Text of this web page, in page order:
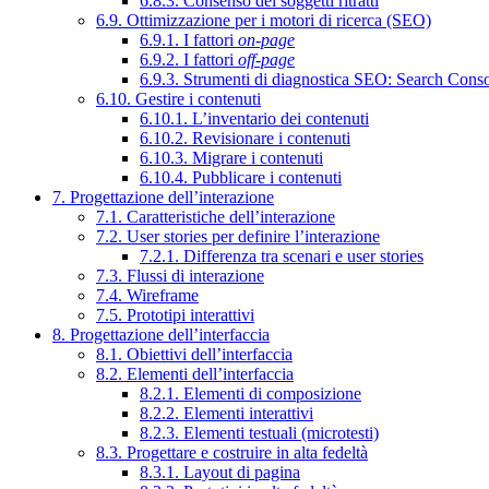
6.9. Ottimizzazione per i motori di ricerca (SEO)
6.9.1. I fattori on-page
6.9.2. I fattori off-page
6.9.3. Strumenti di diagnostica SEO: Search
6.10. Gestire i contenuti
6.10.1. L’inventario dei contenuti
6.10.2. Revisionare i contenuti
6.10.3. Migrare i contenuti
6.10.4. Pubblicare i contenuti
7. Progettazione dell’interazione
7.1. Caratteristiche dell’interazione
7.2. User stories per definire l’interazione
7.2.1. Differenza tra scenari e user stories
7.3. Flussi di interazione
7.4. Wireframe
7.5. Prototipi interattivi
8. Progettazione dell’interfaccia
8.1. Obiettivi dell’interfaccia
8.2. Elementi dell’interfaccia
8.2.1. Elementi di composizione
8.2.2. Elementi interattivi
8.2.3. Elementi testuali (microtesti)
8.3. Progettare e costruire in alta fedeltà
8.3.1. Layout di pagina